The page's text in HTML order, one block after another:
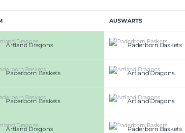
AUSWÄRTS
Artland Dragons Paderborn Baskets
Paderborn Baskets Artland Dragons
Paderborn Baskets Artland Dragons
Artland Dragons Paderborn Baskets